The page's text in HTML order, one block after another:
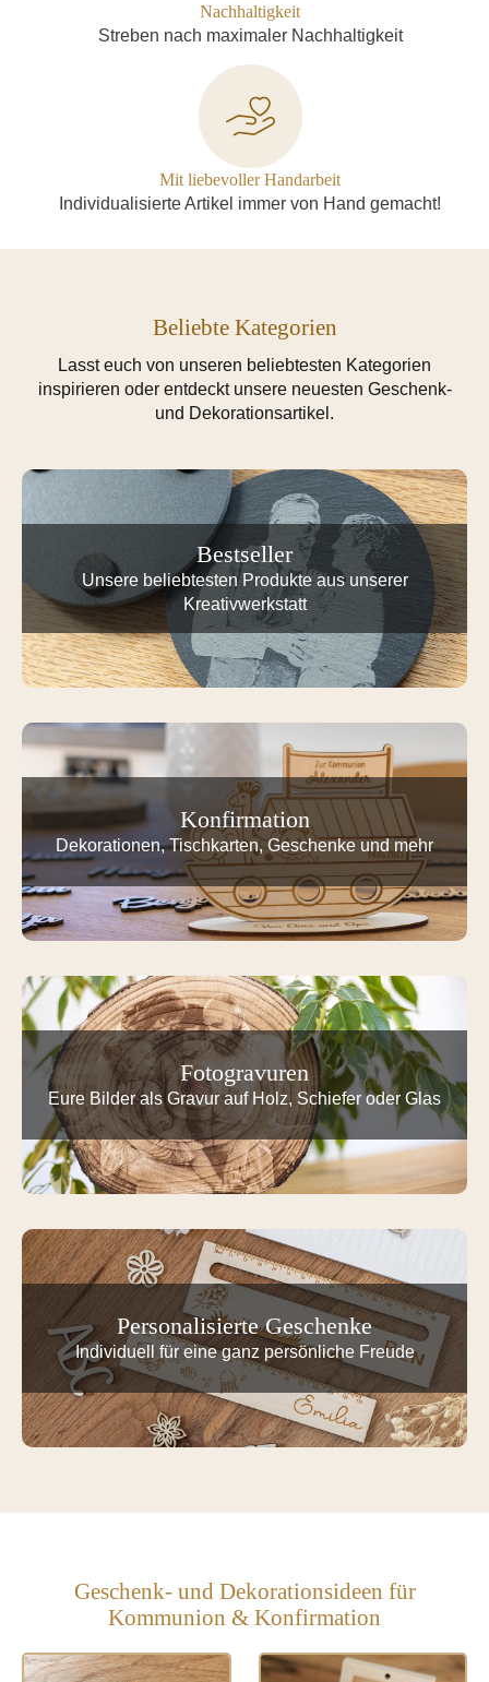
Nachhaltigkeit
Streben nach maximaler Nachhaltigkeit
Mit liebevoller Handarbeit
Individualisierte Artikel immer von Hand gemacht!
Beliebte Kategorien
Lasst euch von unseren beliebtesten Kategorien
inspirieren oder entdeckt unsere neuesten Geschenk-
und Dekorationsartikel.
Bestseller
Unsere beliebtesten Produkte aus unserer
Kreativwerkstatt
Konfirmation
Dekorationen, Tischkarten, Geschenke und mehr
Fotogravuren
Eure Bilder als Gravur auf Holz, Schiefer oder Glas
Personalisierte Geschenke
Individuell für eine ganz persönliche Freude
Geschenk- und Dekorationsideen für
Kommunion & Konfirmation